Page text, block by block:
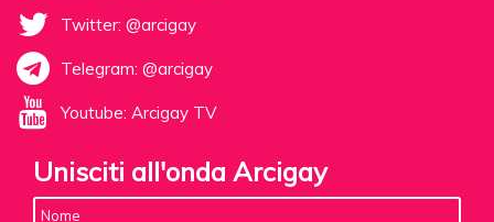
Twitter: @arcigay
Telegram: @arcigay
Youtube: Arcigay TV
Unisciti all'onda Arcigay